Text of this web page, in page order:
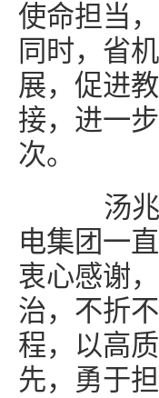
使命担当
同时，省
展，促进
接，进一
次。
汤兆
电集团一
衷心感谢
治，不折
程，以高
先，勇于